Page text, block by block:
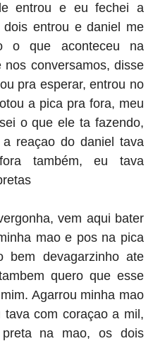
entrou e eu fechei a
entrou e daniel me
o que aconteceu na
conversamos, disse
pra esperar, entrou no
a pica pra fora, meu
o que ele ta fazendo,
reaçao do daniel tava
também, eu tava
vem aqui bater
mao e pos na pica
bem devagarzinho ate
quero que esse
Agarrou minha mao
com coraçao a mil,
na mao, os dois